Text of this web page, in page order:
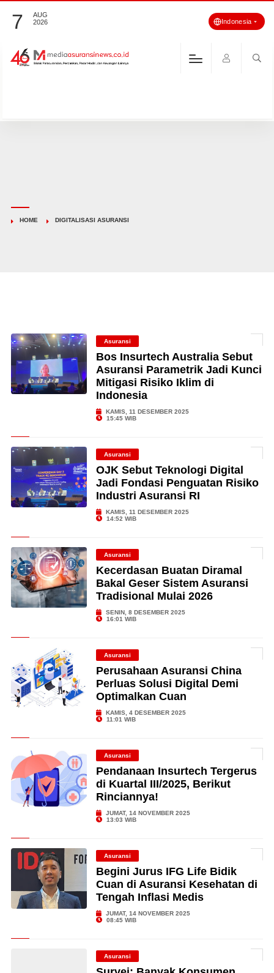
7
AUG
2026
Indonesia
HOME DIGITALISASI ASURANSI
Asuransi
Bos Insurtech Australia Sebut
Asuransi Parametrik Jadi Kunci
Mitigasi Risiko Iklim di
Indonesia
KAMIS, 11 DESEMBER 2025
15:45 WIB
Asuransi
OJK Sebut Teknologi Digital
Jadi Fondasi Penguatan Risiko
Industri Asuransi RI
KAMIS, 11 DESEMBER 2025
14:52 WIB
Asuransi
Kecerdasan Buatan Diramal
Bakal Geser Sistem Asuransi
Tradisional Mulai 2026
SENIN, 8 DESEMBER 2025
16:01 WIB
Asuransi
Perusahaan Asuransi China
Perluas Solusi Digital Demi
Optimalkan Cuan
KAMIS, 4 DESEMBER 2025
11:01 WIB
Asuransi
Pendanaan Insurtech Tergerus
di Kuartal III/2025, Berikut
Rinciannya!
JUMAT, 14 NOVEMBER 2025
13:03 WIB
Asuransi
Begini Jurus IFG Life Bidik
Cuan di Asuransi Kesehatan di
Tengah Inflasi Medis
JUMAT, 14 NOVEMBER 2025
08:45 WIB
Asuransi